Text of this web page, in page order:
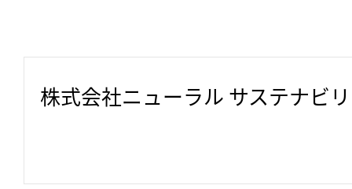
株式会社ニューラル サステナビ